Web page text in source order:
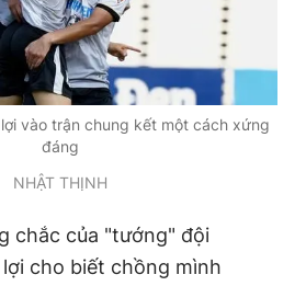
vào trận chung kết một cách xứng
đáng
NHẬT THỊNH
chắc của "tướng" đội
cho biết chồng mình